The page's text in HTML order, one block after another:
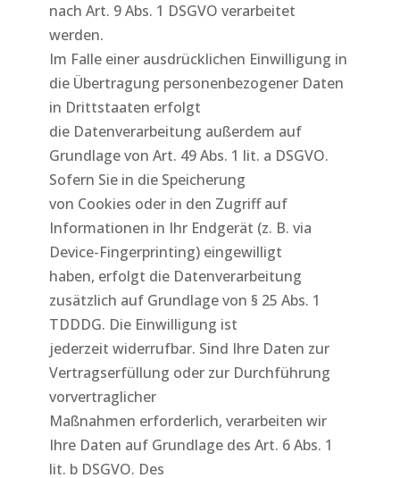
nach Art. 9 Abs. 1 DSGVO verarbeitet
werden.
Im Falle einer ausdrücklichen Einwilligung in
die Übertragung personenbezogener Daten
in Drittstaaten erfolgt
die Datenverarbeitung außerdem auf
Grundlage von Art. 49 Abs. 1 lit. a DSGVO.
Sofern Sie in die Speicherung
von Cookies oder in den Zugriff auf
Informationen in Ihr Endgerät (z. B. via
Device-Fingerprinting) eingewilligt
haben, erfolgt die Datenverarbeitung
zusätzlich auf Grundlage von § 25 Abs. 1
TDDDG. Die Einwilligung ist
jederzeit widerrufbar. Sind Ihre Daten zur
Vertragserfüllung oder zur Durchführung
vorvertraglicher
Maßnahmen erforderlich, verarbeiten wir
Ihre Daten auf Grundlage des Art. 6 Abs. 1
lit. b DSGVO. Des